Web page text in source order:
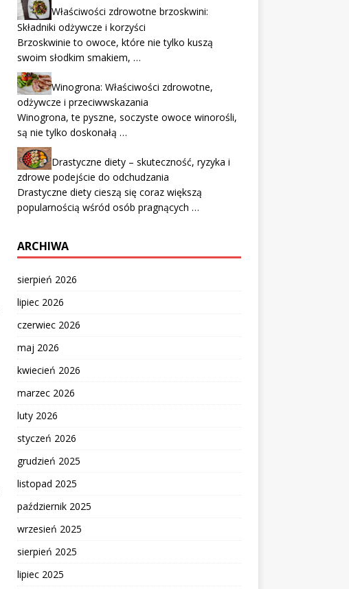
Właściwości zdrowotne brzoskwini:
Składniki odżywcze i korzyści
Brzoskwinie to owoce, które nie tylko kuszą
swoim słodkim smakiem, …
Winogrona: Właściwości zdrowotne,
odżywcze i przeciwwskazania
Winogrona, te pyszne, soczyste owoce winorośli,
są nie tylko doskonałą …
Drastyczne diety – skuteczność, ryzyka i
zdrowe podejście do odchudzania
Drastyczne diety cieszą się coraz większą
popularnością wśród osób pragnących …
ARCHIWA
sierpień 2026
lipiec 2026
czerwiec 2026
maj 2026
kwiecień 2026
marzec 2026
luty 2026
styczeń 2026
grudzień 2025
listopad 2025
październik 2025
wrzesień 2025
sierpień 2025
lipiec 2025